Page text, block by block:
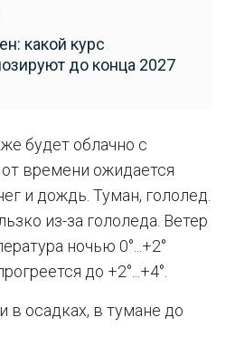
какой курс
до конца 2027
будет облачно с
времени ожидается
и дождь. Туман, гололед.
из-за гололеда. Ветер
ночью 0°...+2°
до +2°...+4°.
осадках, в тумане до